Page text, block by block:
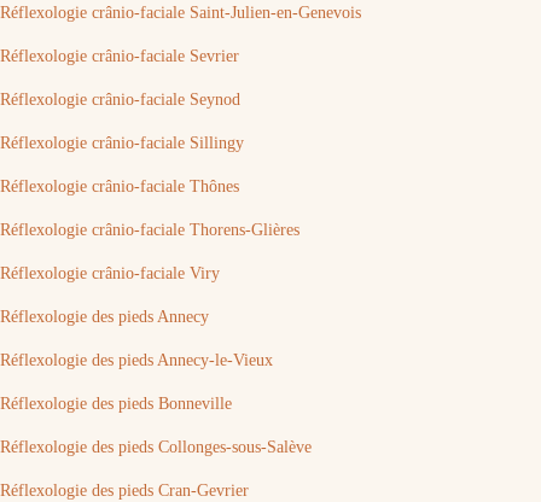
Réflexologie crânio-faciale Saint-Julien-en-Genevois
Réflexologie crânio-faciale Sevrier
Réflexologie crânio-faciale Seynod
Réflexologie crânio-faciale Sillingy
Réflexologie crânio-faciale Thônes
Réflexologie crânio-faciale Thorens-Glières
Réflexologie crânio-faciale Viry
Réflexologie des pieds Annecy
Réflexologie des pieds Annecy-le-Vieux
Réflexologie des pieds Bonneville
Réflexologie des pieds Collonges-sous-Salève
Réflexologie des pieds Cran-Gevrier